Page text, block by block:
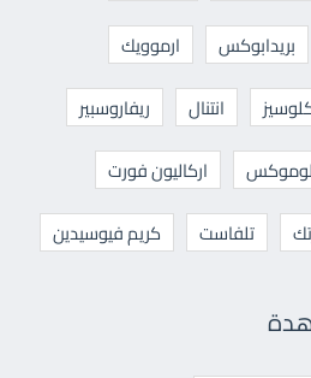
بريدابوكس
ارموويك
انتنال
ريفاروسبير
اركاليون فورت
تلفاست كريم فيوسيدين